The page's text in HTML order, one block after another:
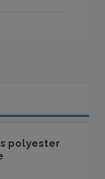
polyester